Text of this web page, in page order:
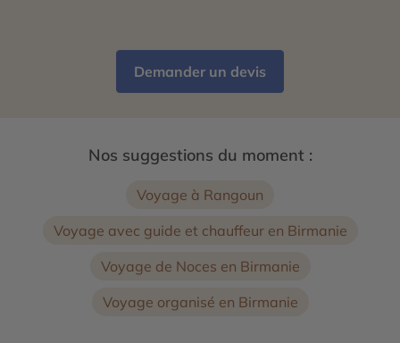
Demander un devis
Nos suggestions du moment :
Voyage à Rangoun
Voyage avec guide et chauffeur en Birmanie
Voyage de Noces en Birmanie
Voyage organisé en Birmanie